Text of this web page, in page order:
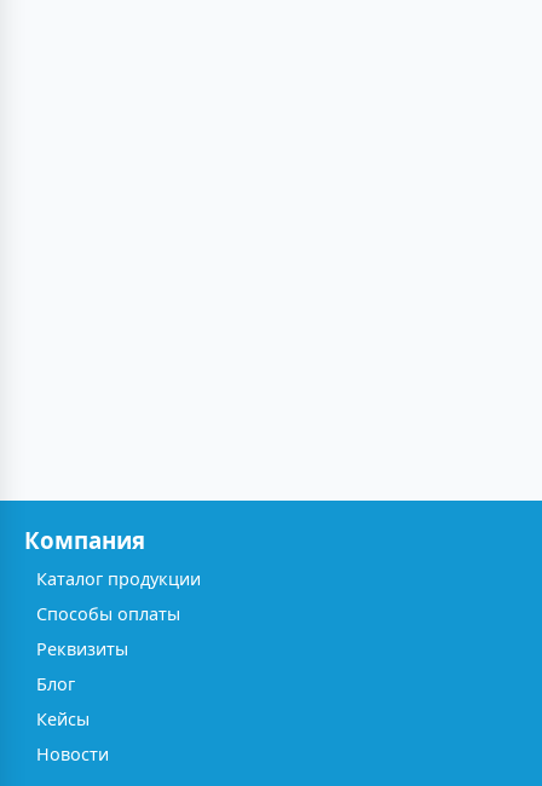
Компания
Каталог продукции
Способы оплаты
Реквизиты
Блог
Кейсы
Новости